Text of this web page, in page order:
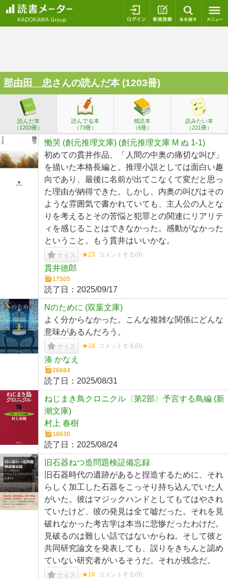
ログイン 新規登録
那由田 忠さんの読んだ本 (1203冊)
読んだ本
（1203冊）
読んでる本
（73冊）
積読本
（6冊）
読みたい本
（221冊）
慟哭 (創元推理文庫) (創元推理文庫 M ぬ 1-1)
初めての貫井作品、「人間の中奥の痛切な叫び」
を描いた本格長編と。推理小説としては面白い趣
向であり、最後に名前が出てこなくて変だと思っ
た理由が納得できた。しかし、内奥の叫びはその
ような雰囲気で書かれていても、主人公の人とな
りを考えるとその苦悩と犯罪との関連にリアリテ
ィを感じることはできなかった。感動がなかった
ということ。もう貫井はいいかな。
ナイス ★23 コメントする(0)
貫井徳郎
17505
読了日： 2025/09/17
Nのために (双葉文庫)
よく分からなかった。こんな複雑な関係にどんな
意味があるんだろう。
ナイス ★18 コメントする(0)
湊 かなえ
26684
読了日： 2025/08/31
ねじまき鳥クロニクル〈第2部〉予言する鳥編 (新
潮文庫)
村上 春樹
16630
読了日： 2025/08/24
旧石器ねつ造問題検証備忘録
旧石器時代の遺跡があると捏造するために、それ
らしく加工した石器をこっそり持ち込んでいた人
がいた。彼はマジックハンドとしてもてはやされ
ていたけど、彼の発見は全て嘘だった。それを見
破れなかった考古学は本当に悲惨だったわけだ。
見破るのは難しい話ではないからね。そして彼と
共同研究論文を発表しても、誤りをきちんと認め
ていない研究者がいるそうだ。それが残念だ。
ナイス ★16 コメントする(0)